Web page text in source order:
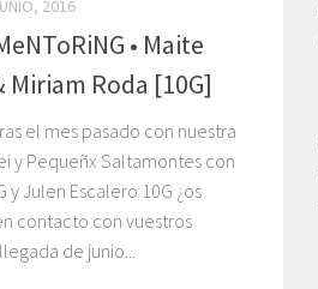
2016
• Maite
Miriam Roda [10G]
el mes pasado con nuestra
y Pequeñx Saltamontes con
y Julen Escalero 10G ¿os
contacto con vuestros
de junio...